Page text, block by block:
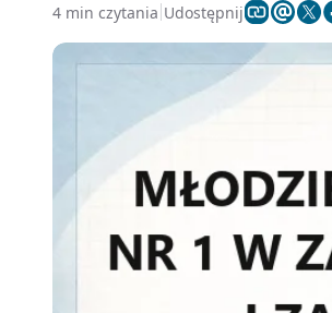
4 min czytania Udostępnij